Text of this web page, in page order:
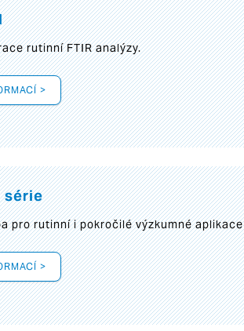
rutinní FTIR analýzy.
>
série
pro rutinní i pokročilé výzkumné aplikace
>